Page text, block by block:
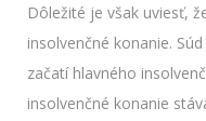
Dôležité je však uviesť,
insolvenčné konanie.
začatí hlavného
insolvenčné konanie